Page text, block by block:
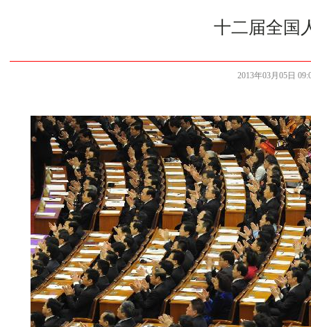
十二届全国
2013年03月05日